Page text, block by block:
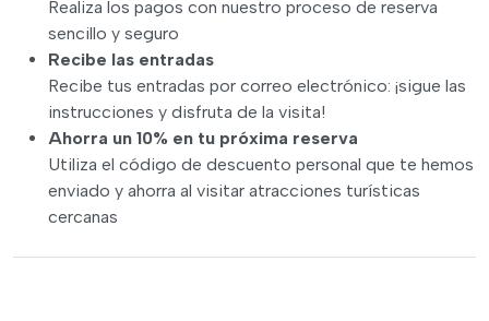
Realiza los pagos con nuestro proceso de reserva
sencillo y seguro
Recibe las entradas
Recibe tus entradas por correo electrónico: ¡sigue las
instrucciones y disfruta de la visita!
Ahorra un 10% en tu próxima reserva
Utiliza el código de descuento personal que te hemos
enviado y ahorra al visitar atracciones turísticas
cercanas